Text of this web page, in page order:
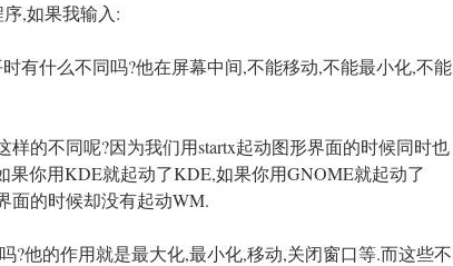
,如果我输入:
有什么不同吗?他在屏幕中间,不能移动,不能最小化,不能
的不同呢?因为我们用startx起动图形界面的时候同时也
果你用KDE就起动了KDE,如果你用GNOME就起动了
面的时候却没有起动WM.
?他的作用就是最大化,最小化,移动,关闭窗口等.而这些不